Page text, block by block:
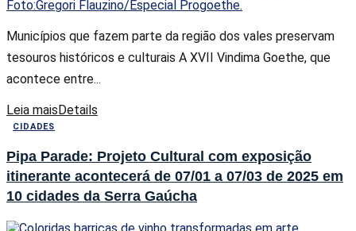
Municípios que fazem parte da região dos vales preservam
tesouros históricos e culturais A XVII Vindima Goethe, que
acontece entre...
Leia maisDetails
CIDADES
Pipa Parade: Projeto Cultural com exposição
itinerante acontecerá de 07/01 a 07/03 de 2025 em
10 cidades da Serra Gaúcha